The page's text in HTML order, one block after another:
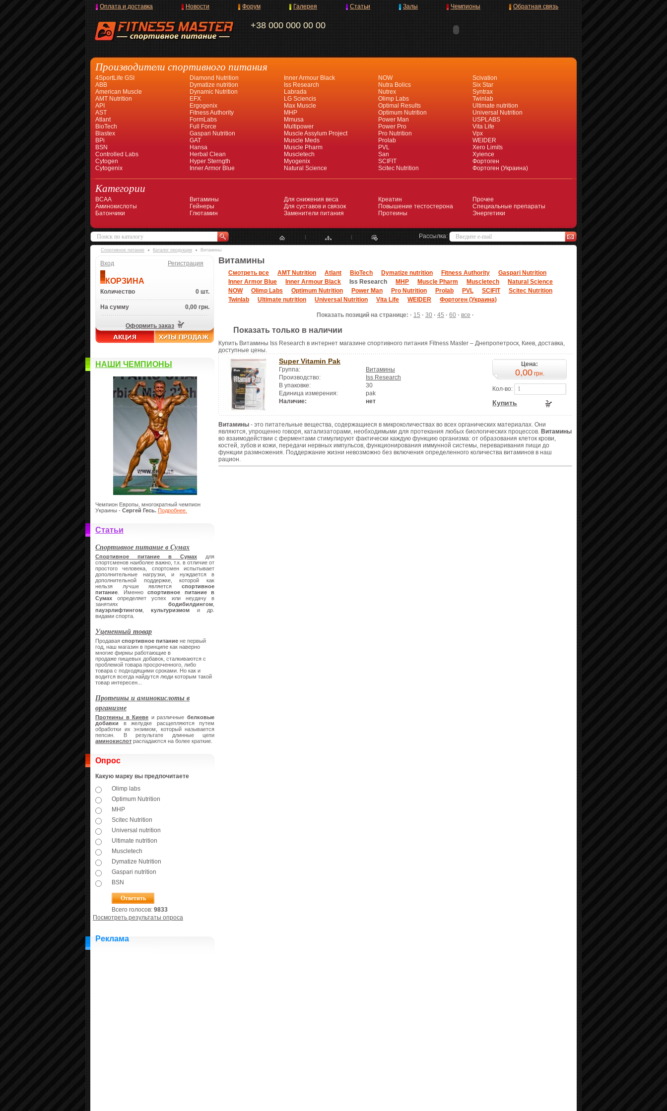
+38 000 000 00 00
Оплата и доставка Новости Форум Галерея Статьи Залы Чемпионы Обратная связь
Производители спортивного питания
4SportLife GSI
ABB
American Muscle
AMT Nutrition
API
AST
Atlant
BioTech
Blastex
BPi
BSN
Controlled Labs
Cytogen
Cytogenix
Diamond Nutrition
Dymatize nutrition
Dynamic Nutrition
EFX
Ergogenix
Fitness Authority
FormLabs
Full Force
Gaspari Nutrition
GAT
Hansa
Herbal Clean
Hyper Sterngth
Inner Armor Blue
Inner Armour Black
Iss Research
Labrada
LG Sciencis
Max Muscle
MHP
Mmusa
Multipower
Muscle Assylum Project
Muscle Meds
Muscle Pharm
Muscletech
Myogenix
Natural Science
NOW
Nutra Bolics
Nutrex
Olimp Labs
Optimal Results
Optimum Nutrition
Power Man
Power Pro
Pro Nutrition
Prolab
PVL
San
SCIFIT
Scitec Nutrition
Scivation
Six Star
Syntrax
Twinlab
Ultimate nutrition
Universal Nutrition
USPLABS
Vita Life
Vpx
WEIDER
Xero Limits
Xyience
Фортоген
Фортоген (Украина)
Категории
BCAA
Аминокислоты
Батончики
Витамины
Гейнеры
Глютамин
Для снижения веса
Для суставов и связок
Заменители питания
Креатин
Повышение тестостерона
Протеины
Прочее
Специальные препараты
Энергетики
Рассылка:
Спортивное питание Каталог продукции Витамины
Вход Регистрация
КОРЗИНА
Количество 0 шт.
На сумму 0,00 грн.
Оформить заказ
НАШИ ЧЕМПИОНЫ
Чемпион Европы, многократный чемпион
Украины - Сергей Гесь. Подробнее.
Статьи
Спортивное питание в Сумах
Спортивное питание в Сумах для
спортсменов наиболее важно, т.к. в отличие от
простого человека, спортсмен испытывает
дополнительные нагрузки, и нуждается в
дополнительной поддержке, которой как
нельзя лучше является спортивное
питание . Именно спортивное питание в
Сумах определяет успех или неудачу в
занятиях бодибилдингом
пауэрлифтингом ,культуризмом и др.
видами спорта.
Уцененный товар
Продавая спортивное питание не первый
год, наш магазин в принципе как наверно
многие фирмы работающие в
продаже пищевых добавок, сталкиваются с
проблемой товара просроченного, либо
товара с подходящими сроками. Но как и
водится всегда найдутся люди которым такой
товар интересен...
Протеины и аминокислоты в
организме
Протеины в Киеве и различныебелковые
добавки в желудке расщепляются путем
обработки их энзимом, который называется
пепсин. В результате длинные цепи
аминокислот распадаются на более краткие.
Опрос
Какую марку вы предпочитаете
Olimp labs
Optimum Nutrition
MHP
Scitec Nutrition
Universal nutrition
Ultimate nutrition
Muscletech
Dymatize Nutrition
Gaspari nutrition
BSN
Всего голосов: 9833
Посмотреть результаты опроса
Реклама
Витамины
Смотреть все AMT Nutrition Atlant BioTech Dymatize nutrition Fitness Authority
Gaspari Nutrition
Inner Armor Blue
Inner Armour Black Iss Research MHP Muscle Pharm Muscletech
Natural Science
NOW
Olimp Labs Optimum Nutrition Power Man Pro Nutrition Prolab PVL SCIFIT
Scitec Nutrition
Twinlab
Ultimate nutrition Universal Nutrition Vita Life WEIDER Фортоген (Украина)
Показать позиций на странице: · 15 · 30 · 45 · 60 · все ·
Показать только в наличии
Купить Витамины Iss Research в интернет магазине спортивного питания Fitness Master – Днепропетроск, Киев, доставка,
доступные цены.
Super Vitamin Pak
Группа:
Витамины
Производство:
Iss Research
В упаковке:
30
Единица измерения:
pak
Наличие:
нет
Цена:
0,00грн.
Кол-во:
Купить
Витамины - это питательные вещества, содержащиеся в микроколичествах во всех органических материалах. Они
являются, упрощенно говоря, катализаторами, необходимыми для протекания любых биологических процессов. Витамины
во взаимодействии с ферментами стимулируют фактически каждую функцию организма: от образования клеток крови,
костей, зубов и кожи, передачи нервных импульсов, функционирования иммунной системы, переваривания пищи до
функции размножения. Поддержание жизни невозможно без включения определенного количества витаминов в наш
рацион.